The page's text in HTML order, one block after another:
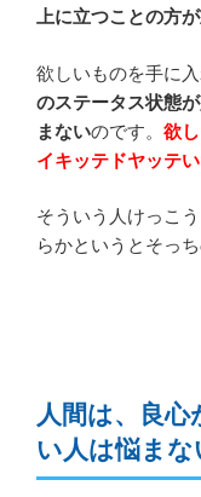
上に立つことの方
欲しいものを手に
のステータス状態
まないのです。 欲
イキッテドヤッテ
そういう人けっこ
らかというとそっ
人間は、良
い人は悩まな